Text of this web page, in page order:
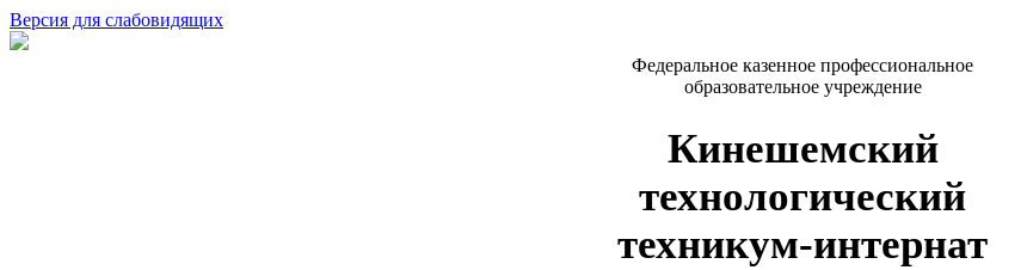
Версия для слабовидящих
Федеральное казенное профессиональное
образовательное учреждение
Кинешемский
технологический
техникум-интернат